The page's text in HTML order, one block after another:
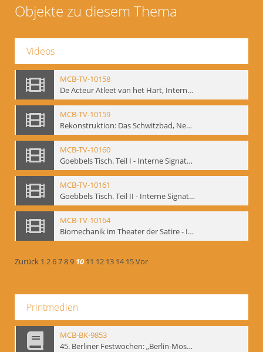
Objekte zu diesem Thema
Videos
MCB-TV-10158
De Acteur Atleet van het Hart, Internationale Konferenz, Gent, 17.11.2004 - Interne Signatur: BM-vid-129
MCB-TV-10159
Rekonstruktion: Das Schwitzbad, New York 1993 - Interne Signatur: BM-vid-133
MCB-TV-10160
Goebbels Tisch. Teil I - Interne Signatur: BM-vid-134
MCB-TV-10161
Goebbels Tisch. Teil II - Interne Signatur: BM-vid-135
MCB-TV-10164
Biomechanik im Theater der Satire - Interne Signatur: BM-vid-189
Zurück 1 26789 10 11 12 13 14 15Vor
Printmedien
MCB-BK-9853
45. Berliner Festwochen: „Berlin-Moskau. Moskau-Berlin 1900-1950“, Berlin 1995 - interne Signatur: BM-prt-59-1